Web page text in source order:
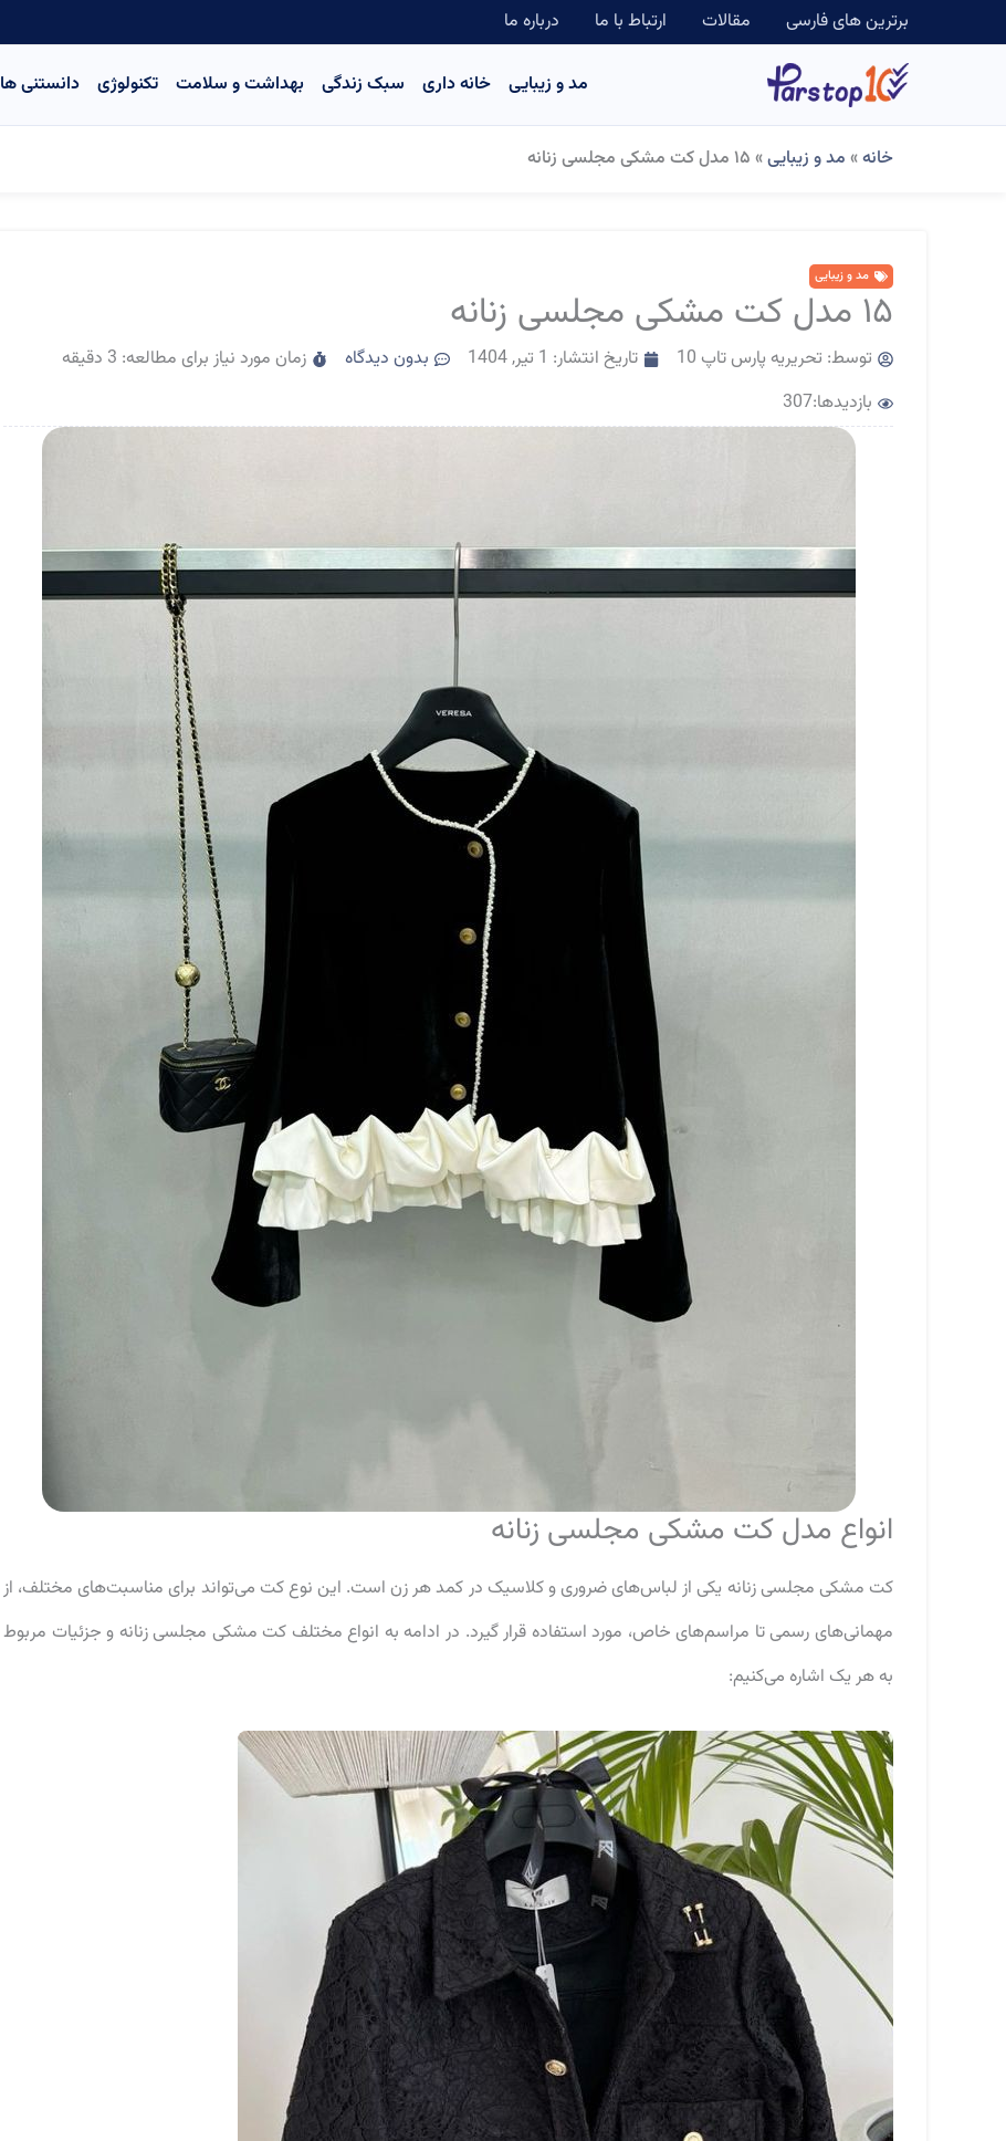
برترین های فارسی مقالات ارتباط با ما درباره ما
مد و زیبایی خانه داری سبک زندگی بهداشت و سلامت تکنولوژی دانستنی ها
خانه» مد و زیبایی» ۱۵ مدل کت مشکی مجلسی زنانه
مد و زیبایی
۱۵ مدل کت مشکی مجلسی زنانه
توسط: تحریریه پارس تاپ 10 تاریخ انتشار: 1 تیر, 1404 بدون دیدگاه
زمان مورد نیاز برای مطالعه: 3 دقیقه
بازدیدها:307
انواع مدل کت مشکی مجلسی زنانه
کت مشکی مجلسی زنانه یکی از لباس‌های ضروری و کلاسیک در کمد هر زن است. این نوع کت می‌تواند برای مناسبت‌های مختلف، از
مهمانی‌های رسمی تا مراسم‌های خاص، مورد استفاده قرار گیرد. در ادامه به انواع مختلف کت مشکی مجلسی زنانه و جزئیات مربوط
به هر یک اشاره می‌کنیم: